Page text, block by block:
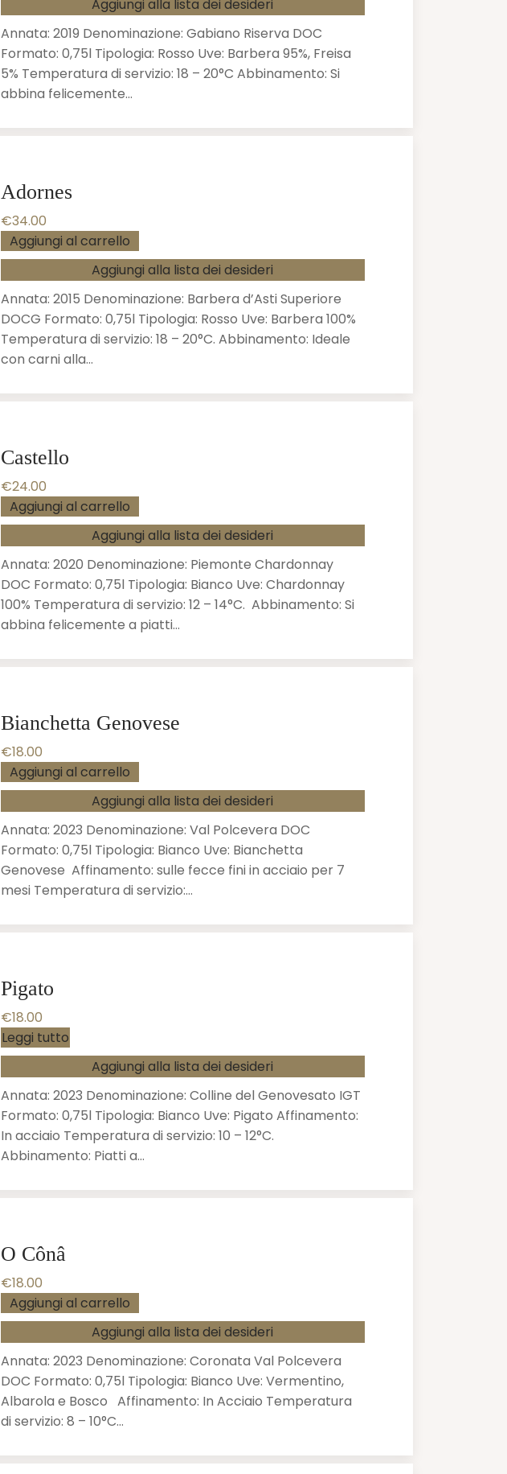
Aggiungi alla lista dei desideri
Annata: 2019 Denominazione: Gabiano Riserva DOC
Formato: 0,75l Tipologia: Rosso Uve: Barbera 95%, Freisa
5% Temperatura di servizio: 18 – 20°C Abbinamento: Si
abbina felicemente…
Adornes
€34.00
Aggiungi al carrello
Aggiungi alla lista dei desideri
Annata: 2015 Denominazione: Barbera d’Asti Superiore
DOCG Formato: 0,75l Tipologia: Rosso Uve: Barbera 100%
Temperatura di servizio: 18 – 20°C. Abbinamento: Ideale
con carni alla…
Castello
€24.00
Aggiungi al carrello
Aggiungi alla lista dei desideri
Annata: 2020 Denominazione: Piemonte Chardonnay
DOC Formato: 0,75l Tipologia: Bianco Uve: Chardonnay
100% Temperatura di servizio: 12 – 14°C. Abbinamento: Si
abbina felicemente a piatti…
Bianchetta Genovese
€18.00
Aggiungi al carrello
Aggiungi alla lista dei desideri
Annata: 2023 Denominazione: Val Polcevera DOC
Formato: 0,75l Tipologia: Bianco Uve: Bianchetta
Genovese Affinamento: sulle fecce fini in acciaio per 7
mesi Temperatura di servizio:…
Pigato
€18.00
Leggi tutto
Aggiungi alla lista dei desideri
Annata: 2023 Denominazione: Colline del Genovesato IGT
Formato: 0,75l Tipologia: Bianco Uve: Pigato Affinamento:
In acciaio Temperatura di servizio: 10 – 12°C.
Abbinamento: Piatti a…
O Cônâ
€18.00
Aggiungi al carrello
Aggiungi alla lista dei desideri
Annata: 2023 Denominazione: Coronata Val Polcevera
DOC Formato: 0,75l Tipologia: Bianco Uve: Vermentino,
Albarola e Bosco Affinamento: In Acciaio Temperatura
di servizio: 8 – 10°C…